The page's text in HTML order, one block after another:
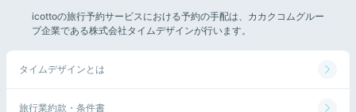
mipopo030
お食事処で日本海を眺めながら和朝食をいただきまし
icottoの旅行予約サービスにおける予約の手配は、カカクコムグルー
プ企業である株式会社タイムデザインが行います。
タイムデザインとは
旅行業約款・条件書